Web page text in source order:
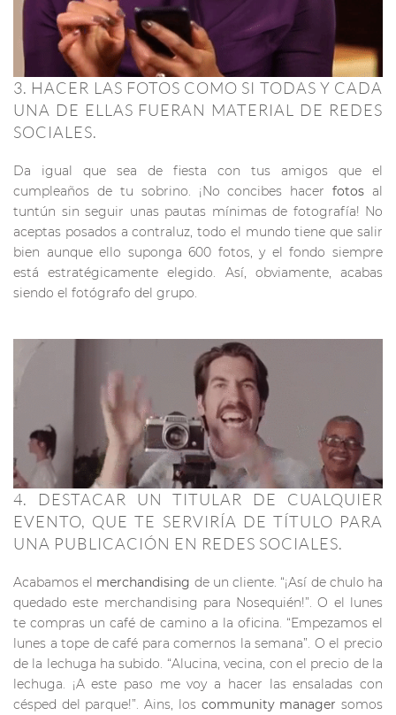
3. HACER LAS FOTOS COMO SI TODAS Y CADA
UNA DE ELLAS FUERAN MATERIAL DE REDES
SOCIALES.
Da igual que sea de fiesta con tus amigos que el
cumpleaños de tu sobrino. ¡No concibes hacerfotos al
tuntún sin seguir unas pautas mínimas de fotografía! No
aceptas posados a contraluz, todo el mundo tiene que salir
bien aunque ello suponga 600 fotos, y el fondo siempre
está estratégicamente elegido. Así, obviamente, acabas
siendo el fotógrafo del grupo.
4. DESTACAR UN TITULAR DE CUALQUIER
EVENTO, QUE TE SERVIRÍA DE TÍTULO PARA
UNA PUBLICACIÓN EN REDES SOCIALES.
Acabamos el merchandising de un cliente. “¡Así de chulo ha
quedado este merchandising para Nosequién!”. O el lunes
te compras un café de camino a la oficina. “Empezamos el
lunes a tope de café para comernos la semana”. O el precio
de la lechuga ha subido. “Alucina, vecina, con el precio de la
lechuga. ¡A este paso me voy a hacer las ensaladas con
césped del parque!”. Ains, los community manager somos